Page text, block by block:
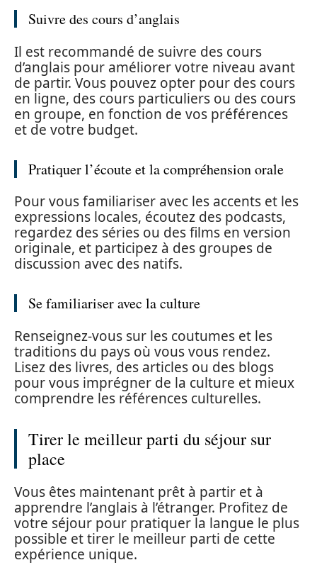
Suivre des cours d’anglais
Il est recommandé de suivre des cours
d’anglais pour améliorer votre niveau avant
de partir. Vous pouvez opter pour des cours
en ligne, des cours particuliers ou des cours
en groupe, en fonction de vos préférences
et de votre budget.
Pratiquer l’écoute et la compréhension orale
Pour vous familiariser avec les accents et les
expressions locales, écoutez des podcasts,
regardez des séries ou des films en version
originale, et participez à des groupes de
discussion avec des natifs.
Se familiariser avec la culture
Renseignez-vous sur les coutumes et les
traditions du pays où vous vous rendez.
Lisez des livres, des articles ou des blogs
pour vous imprégner de la culture et mieux
comprendre les références culturelles.
Tirer le meilleur parti du séjour sur
place
Vous êtes maintenant prêt à partir et à
apprendre l’anglais à l’étranger. Profitez de
votre séjour pour pratiquer la langue le plus
possible et tirer le meilleur parti de cette
expérience unique.